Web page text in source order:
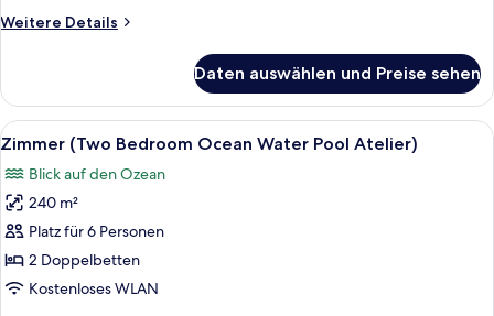
Weitere Details
Weitere
Daten auswählen und Preise sehen
Alle
Fotos
für
Zimmer
(Two
Bedroom
Ocean
Ein modernes, mehrstöckiges
13
Zimmer (Two Bedroom Ocean Water Pool Atelier)
Blick auf den Ozean
240 m²
Platz für 6 Personen
2 Doppelbetten
Kostenloses WLAN